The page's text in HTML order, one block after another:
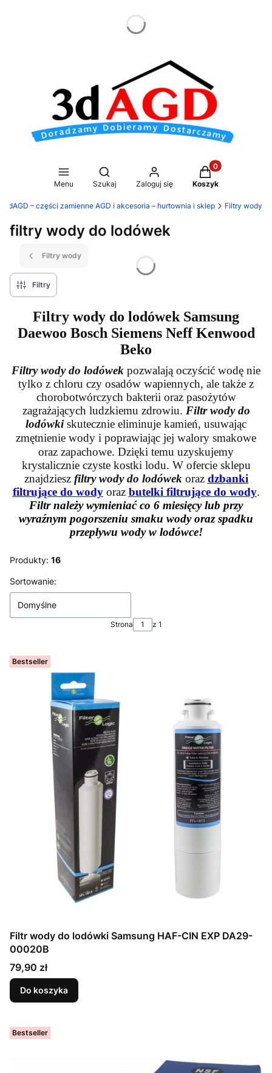
dnia
Menu
Otwórz wyszukiwarkę
Szukaj Zaloguj się
Produkty w
Koszyk
3dAGD – części zamienne AGD i akcesoria – hurtownia i sklep Filtry wody
filtry wody do lodówek
Filtry wody
Filtry
Filtry wody do lodówek Samsung
Daewoo Bosch Siemens Neff Kenwood
Beko
Filtry wody do lodówek pozwalają oczyścić wodę nie
tylko z chloru czy osadów wapiennych, ale także z
chorobotwórczych bakterii oraz pasożytów
zagrażających ludzkiemu zdrowiu. Filtr wody do
lodówkiskutecznie eliminuje kamień, usuwając
zmętnienie wody i poprawiając jej walory smakowe
oraz zapachowe. Dzięki temu uzyskujemy
krystalicznie czyste kostki lodu. W ofercie sklepu
znajdziesz filtry wody do lodówek oraz dzbanki
filtrujące do wody oraz butelki filtrujące do wody.
Filtr należy wymieniać co 6 miesięcy lub przy
wyraźnym pogorszeniu smaku wodyoraz spadku
przepływu wody w lodówce!
Produkty: 16
Lista produktów
Sortowanie:
Domyślne
Strona z 1
Bestseller
Filtr wody do lodówki Samsung HAF-CIN EXP DA29-
00020B
Cena
79,90 zł
Do koszyka
Bestseller